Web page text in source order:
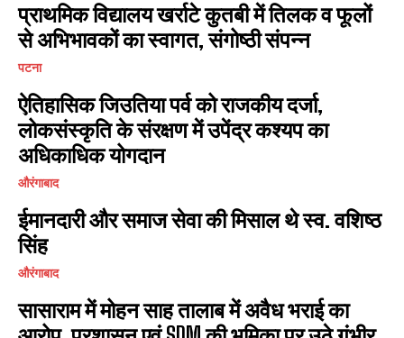
प्राथमिक विद्यालय खर्राटे कुतबी में तिलक व फूलों
से अभिभावकों का स्वागत, संगोष्ठी संपन्न
पटना
ऐतिहासिक जिउतिया पर्व को राजकीय दर्जा,
लोकसंस्कृति के संरक्षण में उपेंद्र कश्यप का
अधिकाधिक योगदान
औरंगाबाद
ईमानदारी और समाज सेवा की मिसाल थे स्व. वशिष्ठ
सिंह
औरंगाबाद
सासाराम में मोहन साह तालाब में अवैध भराई का